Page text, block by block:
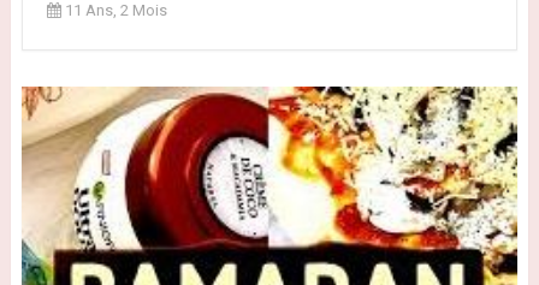
11 Ans, 2 Mois